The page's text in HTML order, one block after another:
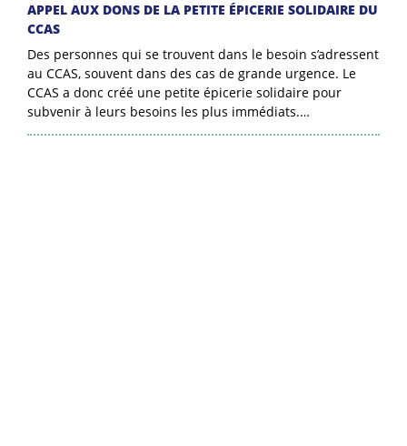
APPEL AUX DONS DE LA PETITE ÉPICERIE SOLIDAIRE DU
CCAS
Des personnes qui se trouvent dans le besoin s’adressent
au CCAS, souvent dans des cas de grande urgence. Le
CCAS a donc créé une petite épicerie solidaire pour
subvenir à leurs besoins les plus immédiats.…